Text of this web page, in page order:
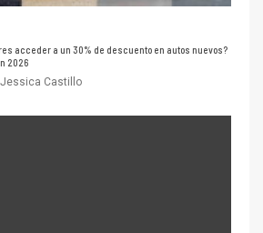
acceder a un 30% de descuento en autos nuevos?
2026
Jessica Castillo